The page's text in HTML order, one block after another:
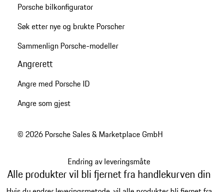
Porsche bilkonfigurator
Søk etter nye og brukte Porscher
Sammenlign Porsche-modeller
Angrerett
Angre med Porsche ID
Angre som gjest
© 2026 Porsche Sales & Marketplace GmbH
Endring av leveringsmåte
Alle produkter vil bli fjernet fra handlekurven din